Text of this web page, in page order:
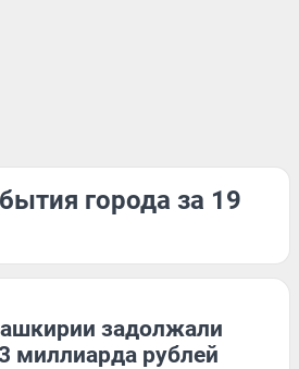
города за 19
задолжали
миллиарда рублей